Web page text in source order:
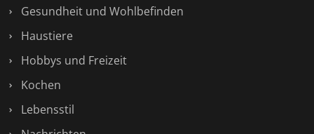
Gesundheit und Wohlbefinden
Haustiere
Hobbys und Freizeit
Kochen
Lebensstil